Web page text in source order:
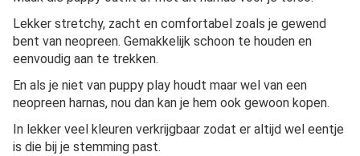
Lekker stretchy, zacht en comfortabel zoals je gewend
bent van neopreen. Gemakkelijk schoon te houden en
eenvoudig aan te trekken.
En als je niet van puppy play houdt maar wel van een
neopreen harnas, nou dan kan je hem ook gewoon kopen.
In lekker veel kleuren verkrijgbaar zodat er altijd wel eentje
is die bij je stemming past.